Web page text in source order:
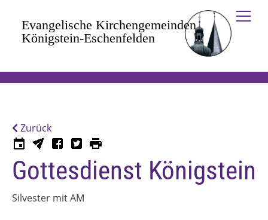
Zurück
Gottesdienst Königstein
Silvester mit AM